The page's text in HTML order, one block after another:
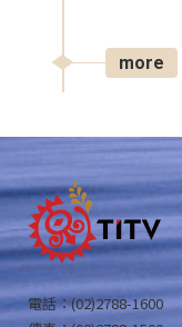
more
電話：(02)2788-1600